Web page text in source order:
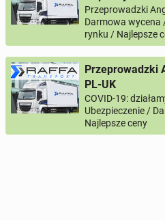
Przeprowadzki
Darmowa wycena
rynku / Najlepsze
Przeprowadzki
PL-UK
COVID-19:
Ubezpieczenie /
Najlepsze ceny